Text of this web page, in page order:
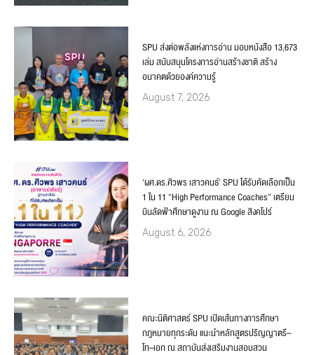
SPU ส่งต่อพลังแห่งการอ่าน มอบหนังสือ 13,673
เล่ม สนับสนุนโครงการอ่านสร้างชาติ สร้าง
อนาคตด้วยองค์ความรู้
August 7, 2026
‘ผศ.ดร.ศิวพร เสาวคนธ์’ SPU ได้รับคัดเลือกเป็น
1 ใน 11 “High Performance Coaches” เตรียม
บินลัดฟ้าศึกษาดูงาน ณ Google สิงคโปร์
August 6, 2026
คณะนิติศาสตร์ SPU เปิดเส้นทางการศึกษา
กฎหมายทุกระดับ แนะนำหลักสูตรปริญญาตรี–
โท–เอก ณ สถาบันส่งเสริมงานสอบสวน